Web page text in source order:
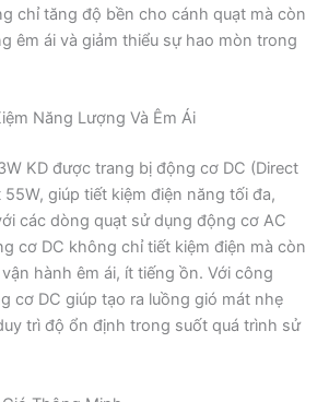
chỉ tăng độ bền cho cánh quạt mà còn
êm ái và giảm thiểu sự hao mòn trong
Năng Lượng Và Êm Ái
KD được trang bị động cơ DC (Direct
giúp tiết kiệm điện năng tối đa,
các dòng quạt sử dụng động cơ AC
cơ DC không chỉ tiết kiệm điện mà còn
hành êm ái, ít tiếng ồn. Với công
cơ DC giúp tạo ra luồng gió mát nhẹ
trì độ ổn định trong suốt quá trình sử